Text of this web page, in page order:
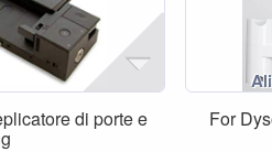
di porte e For